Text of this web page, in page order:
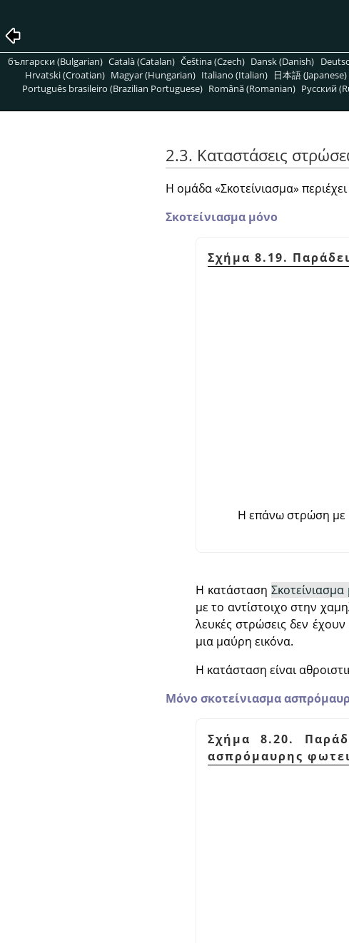
български (Bulgarian) Català (Catalan) Čeština (Czech) Dansk (Danish)
Hrvatski (Croatian) Magyar (Hungarian) Italiano (Italian) 日本語 (Japanese)
Português brasileiro (Brazilian Portuguese) Română (Romanian) Pусский
2.3. Καταστάσεις
Η ομάδα«Σκοτείνιασμα»
Σκοτείνιασμα μόνο
Σχήμα 8.19.
Η επάνω στρώση με
Η κατάσταση
με το αντίστοιχο στην
λευκές στρώσεις δεν
μια μαύρη εικόνα.
Η κατάσταση είναι
Μόνο σκοτείνιασμα
Σχήμα 8.20.
ασπρόμαυρης